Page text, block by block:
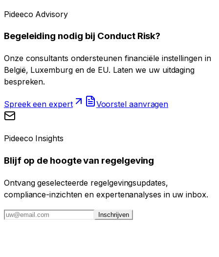
Pideeco Advisory
Begeleiding nodig bij Conduct Risk?
Onze consultants ondersteunen financiële instellingen in
België, Luxemburg en de EU. Laten we uw uitdaging
bespreken.
Spreek een expert Voorstel aanvragen
Pideeco Insights
Blijf op de hoogte van regelgeving
Ontvang geselecteerde regelgevingsupdates,
compliance-inzichten en expertenanalyses in uw inbox.
Inschrijven